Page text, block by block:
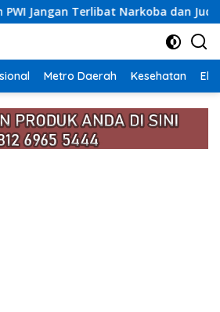
dan Judi Rp2,5 Miliar
Metro Daerah Kesehatan